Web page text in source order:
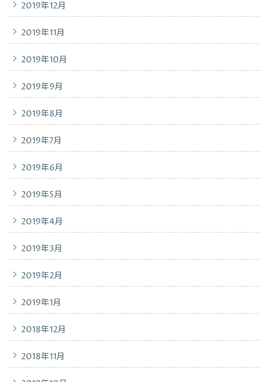
2019年12月
2019年11月
2019年10月
2019年9月
2019年8月
2019年7月
2019年6月
2019年5月
2019年4月
2019年3月
2019年2月
2019年1月
2018年12月
2018年11月